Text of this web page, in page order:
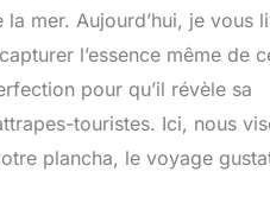
mer. Aujourd’hui, je vous
l’essence même de
pour qu’il révèle sa
touristes. Ici, nous
plancha, le voyage